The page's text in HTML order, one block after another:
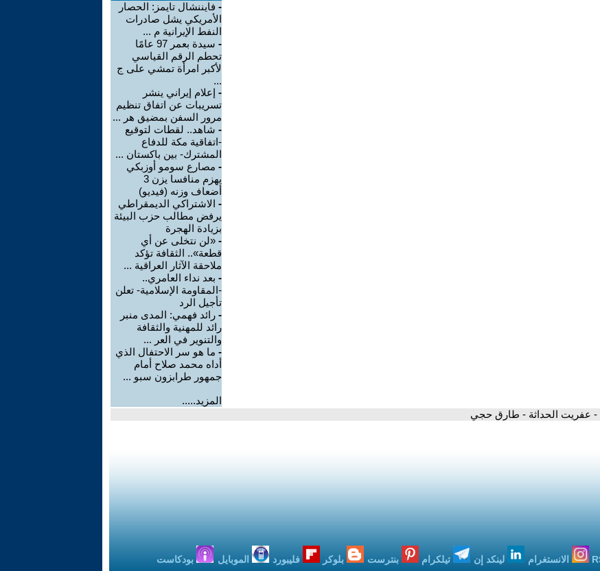
- فايننشال تايمز: الحصار
الأمريكي يشل صادرات
النفط الإيرانية م ...
-
سيدة بعمر 97 عامًا
تحطم الرقم القياسي
لأكبر امرأة تمشي على ج
...
- إعلام إيراني ينشر
تسريبات عن اتفاق تنظيم
مرور السفن بمضيق هر ...
- شاهد.. لقطات لتوقيع
-اتفاقية مكة للدفاع
المشترك- بين باكستان ...
- مصارع سومو أوزبكي
يهزم منافسا يزن 3
أضعاف وزنه (فيديو)
- الاشتراكي الديمقراطي
يرفض مطالب حزب البيئة
بزيادة الهجرة
- «لن نتخلى عن أي
قطعة».. الثقافة تؤكد
ملاحقة الآثار العراقية ...
- بعد نداء العامري..
-المقاومة الإسلامية- تعلن
تأجيل الرد
- رائد فهمي: المدى منبر
رائد للمهنية والثقافة
والتنوير في العر ...
- ما هو سر الاحتفال الذي
أداه محمد صلاح أمام
جمهور طرابزون سبو ...
المزيد.....
- عفريت الحداثة - طارق حجي
الانستغرام لينكد إن تيلكرام بنترست بلوكر فليبورد الموبايل بودكاست